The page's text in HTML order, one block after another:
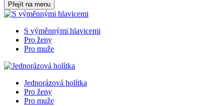
Přejít na menu
S výměnnými hlavicemi
Pro ženy
Pro muže
Jednorázová holítka
Pro ženy
Pro muže